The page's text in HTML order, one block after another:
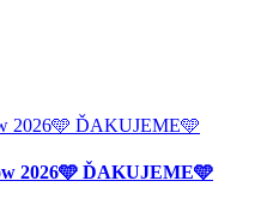
2026🩵 ĎAKUJEME🩵
2026🩵 ĎAKUJEME🩵